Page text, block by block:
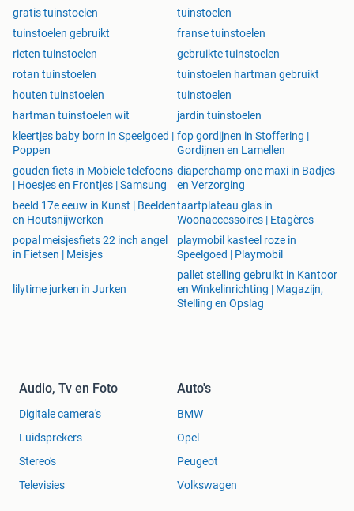
gratis tuinstoelen
tuinstoelen
tuinstoelen gebruikt
franse tuinstoelen
rieten tuinstoelen
gebruikte tuinstoelen
rotan tuinstoelen
tuinstoelen hartman gebruikt
houten tuinstoelen
tuinstoelen
hartman tuinstoelen wit
jardin tuinstoelen
kleertjes baby born in Speelgoed |
Poppen
fop gordijnen in Stoffering |
Gordijnen en Lamellen
gouden fiets in Mobiele telefoons
| Hoesjes en Frontjes | Samsung
diaperchamp one maxi in Badjes
en Verzorging
beeld 17e eeuw in Kunst | Beelden
en Houtsnijwerken
taartplateau glas in
Woonaccessoires | Etagères
popal meisjesfiets 22 inch angel
in Fietsen | Meisjes
playmobil kasteel roze in
Speelgoed | Playmobil
lilytime jurken in Jurken
pallet stelling gebruikt in Kantoor
en Winkelinrichting | Magazijn,
Stelling en Opslag
Audio, Tv en Foto
Digitale camera's
Luidsprekers
Stereo's
Televisies
Auto's
BMW
Opel
Peugeot
Volkswagen